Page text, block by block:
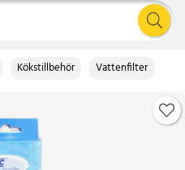
Kökstillbehör Vattenfilter